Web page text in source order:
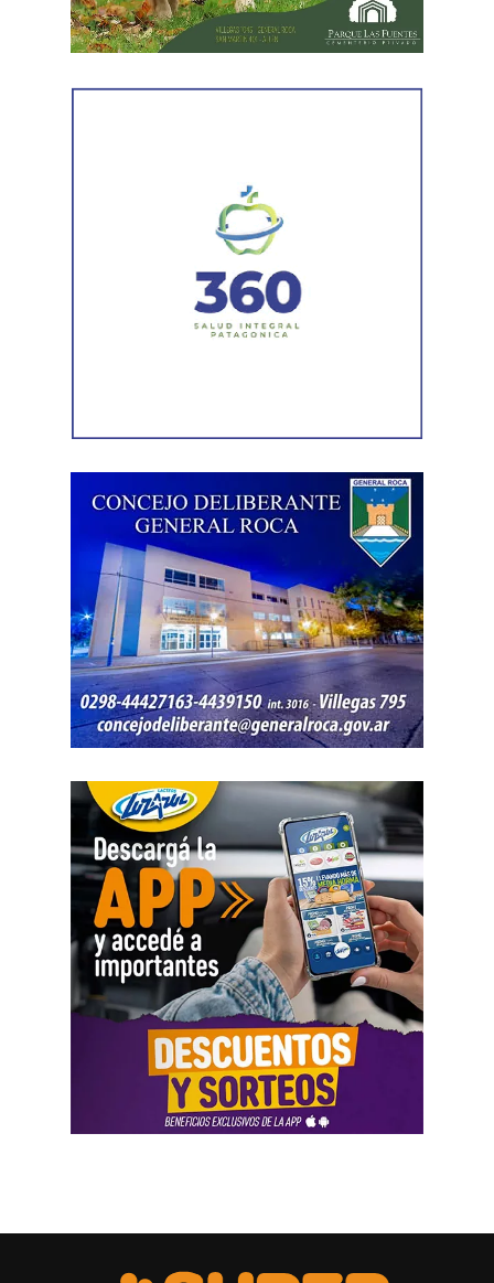
el ritmo de ejecución y optimizar las tareas de
mantenimiento en distintos puntos del Alto Valle.
Por otra parte, el organismo avanza con el relevamiento
sectores más deteriorados y mejorar las condiciones de